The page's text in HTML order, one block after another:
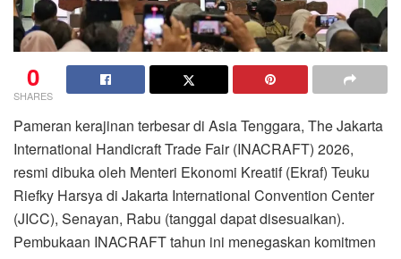
0
SHARES
Pameran kerajinan terbesar di Asia Tenggara, The Jakarta
International Handicraft Trade Fair (INACRAFT) 2026,
resmi dibuka oleh Menteri Ekonomi Kreatif (Ekraf) Teuku
Riefky Harsya di Jakarta International Convention Center
(JICC), Senayan, Rabu (tanggal dapat disesuaikan).
Pembukaan INACRAFT tahun ini menegaskan komitmen